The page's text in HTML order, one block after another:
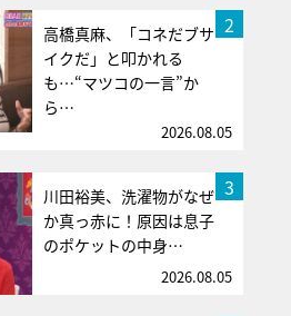
2
高橋真麻、「コネだブサ
イクだ」と叩かれる
も…“マツコの一言”か
ら…
2026.08.05
3
川田裕美、洗濯物がなぜ
か真っ赤に！原因は息子
のポケットの中身…
2026.08.05